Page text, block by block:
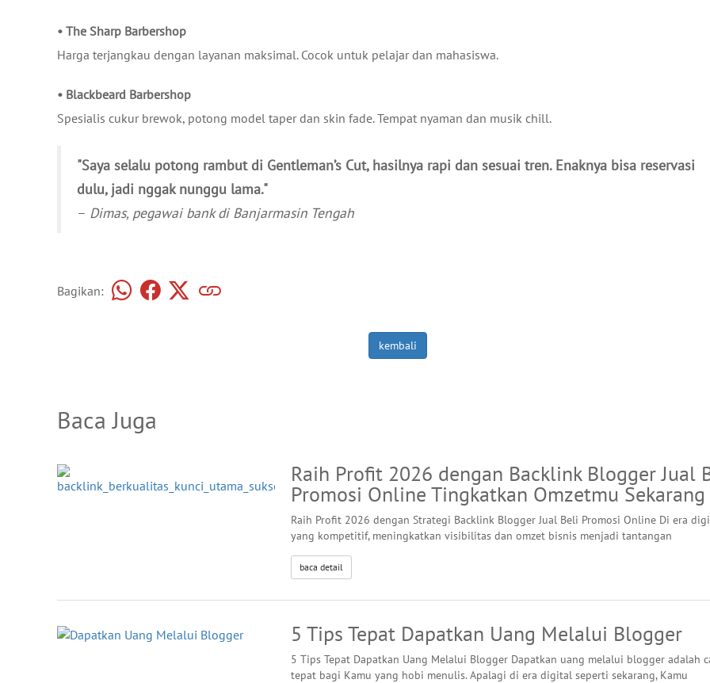
• The Sharp Barbershop
Harga terjangkau dengan layanan maksimal. Cocok untuk pelajar dan mahasiswa.
• Blackbeard Barbershop
Spesialis cukur brewok, potong model taper dan skin fade. Tempat nyaman dan musik chill.
"Saya selalu potong rambut di Gentleman’s Cut, hasilnya rapi dan sesuai tren. Enaknya bisa reservasi
dulu, jadi nggak nunggu lama."
– Dimas, pegawai bank di Banjarmasin Tengah
Bagikan:
kembali
Baca Juga
Raih Profit 2026 dengan Backlink Blogger Jual
Promosi Online Tingkatkan Omzetmu Sekarang
Raih Profit 2026 dengan Strategi Backlink Blogger Jual Beli Promosi Online Di era
yang kompetitif, meningkatkan visibilitas dan omzet bisnis menjadi tantangan
baca detail
5 Tips Tepat Dapatkan Uang Melalui Blogger
5 Tips Tepat Dapatkan Uang Melalui Blogger Dapatkan uang melalui blogger adalah
tepat bagi Kamu yang hobi menulis. Apalagi di era digital seperti sekarang, Kamu